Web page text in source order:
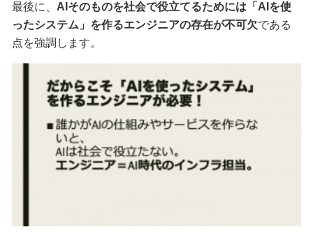
最後に、 AIそのものを社会で役立てるためには「AIを使
ったシステム」を作るエンジニアの存在が不可欠である
点を強調します。